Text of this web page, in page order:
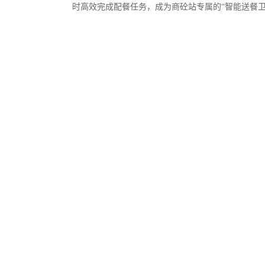
时高效完成配餐任务，成为商砼站专属的“智能送餐